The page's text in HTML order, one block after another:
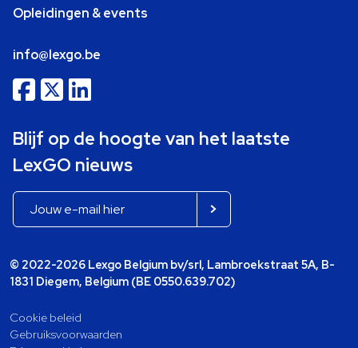
Opleidingen & events
info@lexgo.be
Blijf op de hoogte van het laatste
LexGO nieuws
© 2022-2026 Lexgo Belgium bv/srl, Lambroekstraat 5A, B-
1831 Diegem, Belgium (BE 0550.639.702)
Cookie beleid
Gebruiksvoorwaarden